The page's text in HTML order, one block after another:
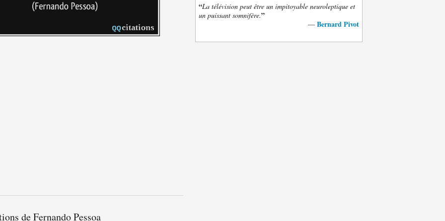
de Fernando Pessoa
“La télévision peut être un impitoyable neuroleptique et
un puissant somnifère.”
— Bernard Pivot